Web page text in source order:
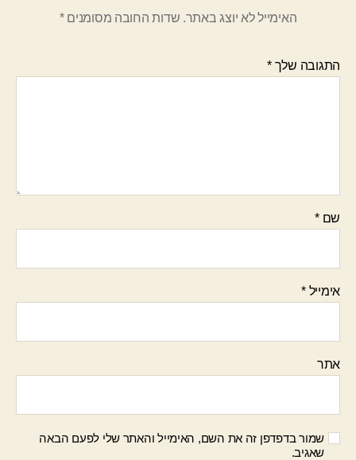
האימייל לא יוצג באתר. שדות החובה מסומנים*
התגובה שלך*
שם*
אימייל*
אתר
שמור בדפדפן זה את השם, האימייל והאתר שלי לפעם הבאה
שאגיב.